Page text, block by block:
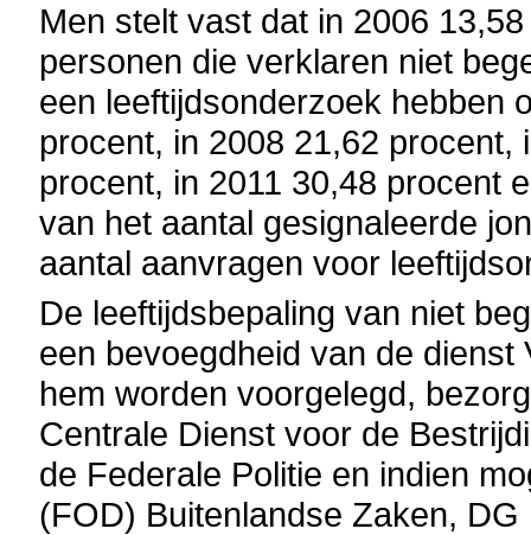
Men stelt vast dat in 2006
personen die verklaren niet
een leeftijdsonderzoek hebben
procent, in 2008 21,62
procent, in 2011 30,48 procent
van het aantal gesignaleerde
aantal aanvragen voor
De leeftijdsbepaling van niet
een bevoegdheid van de
hem worden voorgelegd,
Centrale Dienst voor de
de Federale Politie en indien
(FOD) Buitenlandse Zaken,